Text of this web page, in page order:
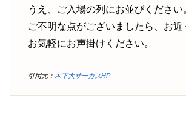
うえ、ご入場の列にお並びください
ご不明な点がございましたら、お近
お気軽にお声掛けください。
引用元： 木下大サーカスHP